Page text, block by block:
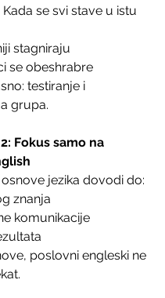
se svi stave u istu
stagniraju
se obeshrabre
testiranje i
grupa.
Fokus samo na
jezika dovodi do:
znanja
komunikacije
poslovni engleski ne